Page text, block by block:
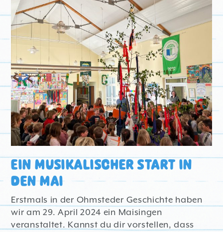
KINDERSEITEN
EIN MUSIKALISCHER START IN
DEN MAI
Erstmals in der Ohmsteder Geschichte haben
wir am 29. April 2024 ein Maisingen
veranstaltet. Kannst du dir vorstellen, dass